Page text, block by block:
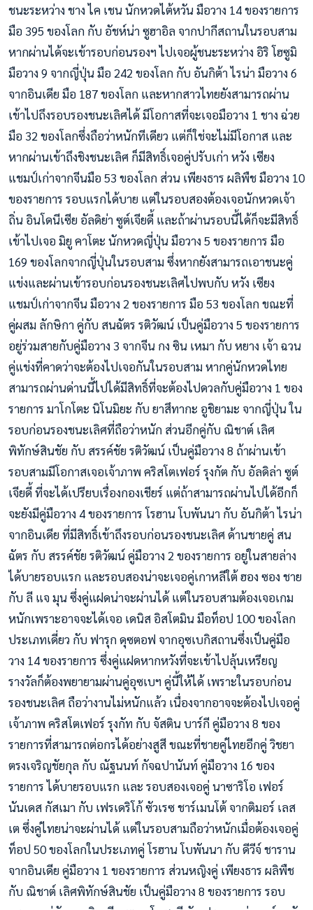
ชนะระหว่าง ชาง ไค เชน นักหวดไต้หวัน มือวาง 14 ของรายการ
มือ 395 ของโลก กับ อัชห์น่า ซูฮาอิล จากปากีสถานในรอบสาม
หากผ่านได้จะเข้ารอบก่อนรองฯ ไปเจอผู้ชนะระหว่าง อิริ โฮซูมิ
มือวาง 9 จากญี่ปุ่น มือ 242 ของโลก กับ อันกิต้า ไรน่า มือวาง 6
จากอินเดีย มือ 187 ของโลก และหากสาวไทยยังสามารถผ่าน
เข้าไปถึงรอบรองชนะเลิศได้ มีโอกาสที่จะเจอมือวาง 1 ชาง ฉ่วย
มือ 32 ของโลกซึ่งถือว่าหนักทีเดียว แต่ก็ใช่จะไม่มีโอกาส และ
หากผ่านเข้าถึงชิงชนะเลิศ ก็มีสิทธิ์เจอคู่ปรับเก่า หวัง เซียง
แชมป์เก่าจากจีนมือ 53 ของโลก ส่วน เพียงธาร ผลิพืช มือวาง 10
ของรายการ รอบแรกได้บาย แต่ในรอบสองต้องเจอนักหวดเจ้า
ถิ่น อินโดนีเซีย อัลดิย่า ซูต์เจียดี้ และถ้าผ่านรอบนี้ได้ก็จะมีสิทธิ์
เข้าไปเจอ มิยู คาโตะ นักหวดญี่ปุ่น มือวาง 5 ของรายการ มือ
169 ของโลกจากญี่ปุ่นในรอบสาม ซึ่งหากยังสามารถเอาชนะคู่
แข่งและผ่านเข้ารอบก่อนรองชนะเลิศไปพบกับ หวัง เซียง
แชมป์เก่าจากจีน มือวาง 2 ของรายการ มือ 53 ของโลก ขณะที่
คู่ผสม ลักษิกา คู่กับ สนฉัตร รติวัฒน์ เป็นคู่มือวาง 5 ของรายการ
อยู่ร่วมสายกับคู่มือวาง 3 จากจีน กง ซิน เหมา กับ หยาง เจ้า ฉวน
คู่แข่งที่คาดว่าจะต้องไปเจอกันในรอบสาม หากคู่นักหวดไทย
สามารถผ่านด่านนี้ไปได้มีสิทธิ์ที่จะต้องไปดวลกับคู่มือวาง 1 ของ
รายการ มาโกโตะ นิโนมิยะ กับ ยาสึทากะ อูชิยามะ จากญี่ปุ่น ใน
รอบก่อนรองชนะเลิศที่ถือว่าหนัก ส่วนอีกคู่กับ ณิชาต์ เลิศ
พิทักษ์สินชัย กับ สรรค์ชัย รติวัฒน์ เป็นคู่มือวาง 8 ถ้าผ่านเข้า
รอบสามมีโอกาสเจอเจ้าภาพ คริสโตเฟอร์ รุงกัต กับ อัลดิล่า ซูต์
เจียดี้ ที่จะได้เปรียบเรื่องกองเชียร์ แต่ถ้าสามารถผ่านไปได้อีกก็
จะยังมีคู่มือวาง 4 ของรายการ โรฮาน โบพันนา กับ อันกิต้า ไรน่า
จากอินเดีย ที่มีสิทธิ์เข้าถึงรอบก่อนรองชนะเลิศ ด้านชายคู่ สน
ฉัตร กับ สรรค์ชัย รติวัฒน์ คู่มือวาง 2 ของรายการ อยู่ในสายล่าง
ได้บายรอบแรก และรอบสองน่าจะเจอคู่เกาหลีใต้ ฮอง ซอง ชาย
กับ ลี แจ มุน ซึ่งคู่แฝดน่าจะผ่านได้ แต่ในรอบสามต้องเจอเกม
หนักเพราะอาจจะได้เจอ เดนิส อิสโตมิน มือท็อป 100 ของโลก
ประเภทเดี่ยว กับ ฟารุก ดุซตอฟ จากอุซเบกิสถานซึ่งเป็นคู่มือ
วาง 14 ของรายการ ซึ่งคู่แฝดหากหวังที่จะเข้าไปลุ้นเหรียญ
รางวัลก็ต้องพยายามผ่านคู่อุซเบฯ คู่นี้ให้ได้ เพราะในรอบก่อน
รองชนะเลิศ ถือว่างานไม่หนักแล้ว เนื่องจากอาจจะต้องไปเจอคู่
เจ้าภาพ คริสโตเฟอร์ รุงกัท กับ จัสติน บาร์กี คู่มือวาง 8 ของ
รายการที่สามารถต่อกรได้อย่างสูสี ขณะที่ชายคู่ไทยอีกคู่ วิชยา
ตรงเจริญชัยกุล กับ ณัฐนนท์ กัจฉปานันท์ คู่มือวาง 16 ของ
รายการ ได้บายรอบแรก และ รอบสองเจอคู่ นาซาริโอ เฟอร์
นันเดส กัสเมา กับ เฟรเดริโก้ ซัวเรซ ชาร์เมนโต้ จากติมอร์ เลส
เต ซึ่งคู่ไทยน่าจะผ่านได้ แต่ในรอบสามถือว่าหนักเมื่อต้องเจอคู่
ท็อป 50 ของโลกในประเภทคู่ โรฮาน โบพันนา กับ ดีวีจ์ ชาราน
จากอินเดีย คู่มือวาง 1 ของรายการ ส่วนหญิงคู่ เพียงธาร ผลิพืช
กับ ณิชาต์ เลิศพิทักษ์สินชัย เป็นคู่มือวาง 8 ของรายการ รอบ